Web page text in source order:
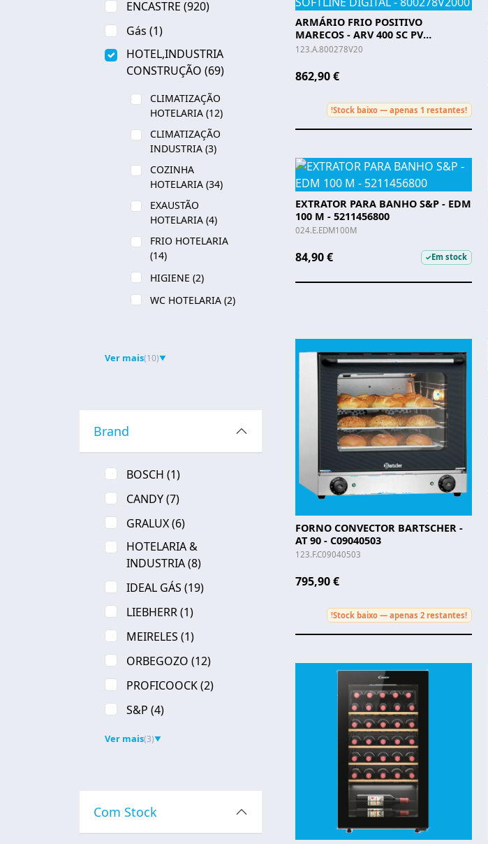
ARMÁRIO FRIO POSITIVO
MARECOS - ARV 400 SC PV
SOFTLINE DIGITAL - 800278V2000
123.A.800278V20
862,90 €
!Stock baixo — apenas 1 restantes!
EXTRATOR PARA BANHO S&P - EDM
100 M - 5211456800
024.E.EDM100M
84,90 € ✓Em stock
FORNO CONVECTOR BARTSCHER -
AT 90 - C09040503
123.F.C09040503
795,90 €
!Stock baixo — apenas 2 restantes!
ENCASTRE (920)
Gás (1)
HOTEL,INDUSTRIA
CONSTRUÇÃO (69)
CLIMATIZAÇÃO
HOTELARIA (12)
CLIMATIZAÇÃO
INDUSTRIA (3)
COZINHA
HOTELARIA (34)
EXAUSTÃO
HOTELARIA (4)
FRIO HOTELARIA
(14)
HIGIENE (2)
WC HOTELARIA (2)
Ver mais(10)▼
Brand
BOSCH (1)
CANDY(7)
GRALUX(6)
HOTELARIA &
INDUSTRIA(8)
IDEAL GÁS (19)
LIEBHERR(1)
MEIRELES (1)
ORBEGOZO (12)
PROFICOOCK(2)
S&P (4)
Ver mais(3)▼
Com Stock